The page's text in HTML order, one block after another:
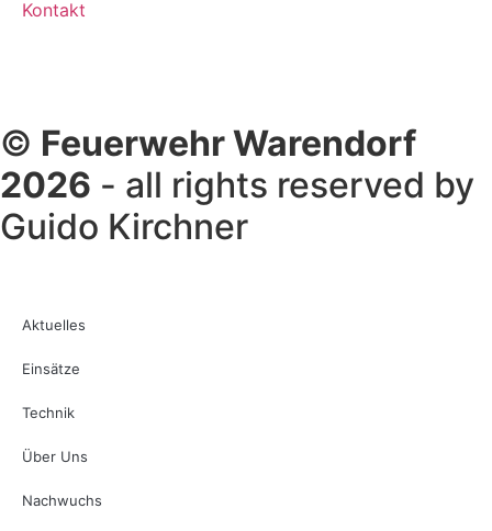
Kontakt
© Feuerwehr Warendorf
2026 - all rights reserved by
Guido Kirchner
Aktuelles
Einsätze
Technik
Über Uns
Nachwuchs